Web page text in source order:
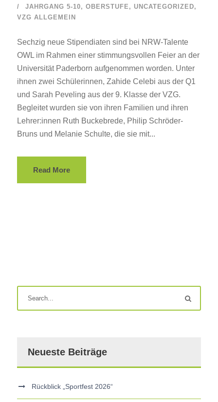
JAHRGANG 5-10, OBERSTUFE , UNCATEGORIZED,
VZG ALLGEMEIN
Sechzig neue Stipendiaten sind bei NRW-Talente
OWL im Rahmen einer stimmungsvollen Feier an der
Universität Paderborn aufgenommen worden. Unter
ihnen zwei Schülerinnen, Zahide Celebi aus der Q1
und Sarah Peveling aus der 9. Klasse der VZG.
Begleitet wurden sie von ihren Familien und ihren
Lehrer:innen Ruth Buckebrede, Philip Schröder-
Bruns und Melanie Schulte, die sie mit...
Read More
Neueste Beiträge
Rückblick „Sportfest 2026“